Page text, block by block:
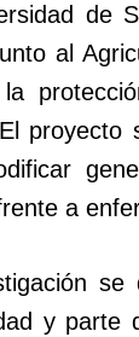
de
al
la
proyecto
a
y parte